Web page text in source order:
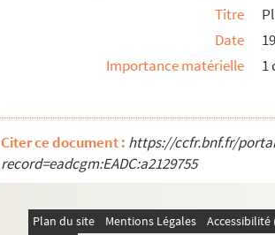
Titre
Date
Importance matérielle
1
Citer ce document : https://ccfr.bnf.fr/
record=eadcgm:EADC:a2129755
Plan du site Mentions Légales